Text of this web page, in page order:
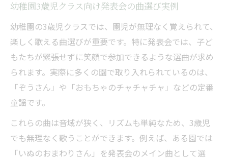
幼稚園3歳児クラス向け発表会の曲選び実例
幼稚園の3歳児クラスでは、園児が無理なく覚えられて、
楽しく歌える曲選びが重要です。特に発表会では、子ど
もたちが緊張せずに笑顔で参加できるような選曲が求め
られます。実際に多くの園で取り入れられているのは、
「ぞうさん」や「おもちゃのチャチャチャ」などの定番
童謡です。
これらの曲は音域が狭く、リズムも単純なため、3歳児
でも無理なく歌うことができます。例えば、ある園では
「いぬのおまわりさん」を発表会のメイン曲として選